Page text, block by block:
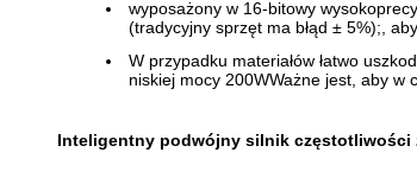
wyposażony w 16-bitowy
(tradycyjny sprzęt ma błąd ± 5%);,
W przypadku materiałów łatwo
niskiej mocy 200WWażne jest, aby w
Inteligentny podwójny silnik częstotliwości